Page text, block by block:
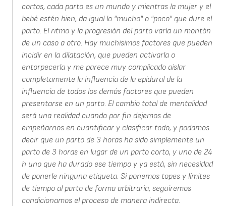
cortos, cada parto es un mundo y mientras la mujer y el
bebé estén bien, da igual lo "mucho" o "poco" que dure el
parto. El ritmo y la progresión del parto varía un montón
de un caso a otro. Hay muchisimos factores que pueden
incidir en la dilatación, que pueden activarla o
entorpecerla y me parece muy complicado aislar
completamente la influencia de la epidural de la
influencia de todos los demás factores que pueden
presentarse en un parto. El cambio total de mentalidad
será una realidad cuando por fin dejemos de
empeñarnos en cuantificar y clasificar todo, y podamos
decir que un parto de 3 horas ha sido simplemente un
parto de 3 horas en lugar de un parto corto, y uno de 24
h uno que ha durado ese tiempo y ya está, sin necesidad
de ponerle ninguna etiqueta. Si ponemos topes y límites
de tiempo al parto de forma arbitraria, seguiremos
condicionamos el proceso de manera indirecta.